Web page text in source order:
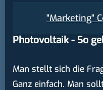
"Marketing"
Photovoltaik - So
Man stellt sich die
Ganz einfach. Man